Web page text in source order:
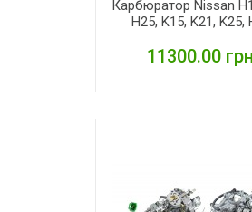
Карбюратор Nissan
H25, K15, K21, K25,
11300.00